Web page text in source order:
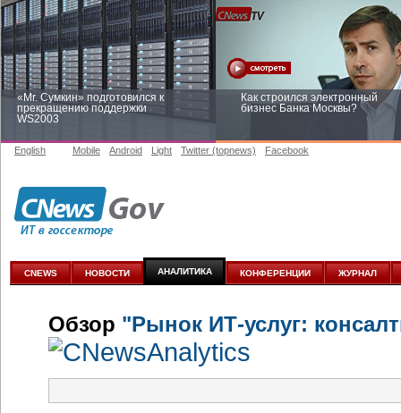
«Mr. Сумкин» подготовился к
прекращению поддержки
WS2003
Как строился электронный
бизнес Банка Москвы?
Заоблачная оптимизация: как
аналитике
English Mobile Android Light Twitter (topnews) Facebook
CNEWS НОВОСТИ АНАЛИТИКА КОНФЕРЕНЦИИ ЖУРНАЛ
Обзор "Рынок ИТ-услуг: